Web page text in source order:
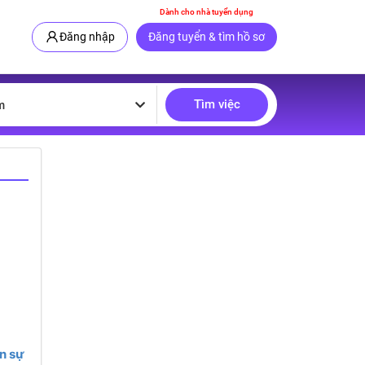
Dành cho nhà tuyển dụng
Đăng nhập Đăng tuyển & tìm hồ sơ
Tìm việc
sự